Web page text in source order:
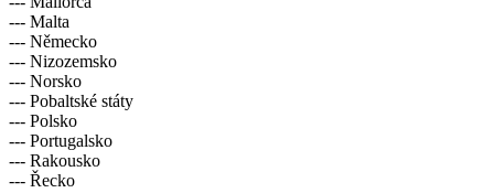
--- Malta
--- Německo
--- Nizozemsko
--- Norsko
--- Pobaltské státy
--- Polsko
--- Portugalsko
--- Rakousko
--- Řecko